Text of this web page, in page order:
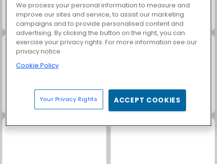
Masha and the Bear: Meadows Scala 40
Solitaire Social
We process your personal information to measure and
improve our sites and service, to assist our marketing
campaigns and to provide personalised content and
advertising. By clicking the button on the right, you can
exercise your privacy rights. For more information see our
privacy notice
Cookie Policy
Your Privacy Rights ACCEPT COOKIES